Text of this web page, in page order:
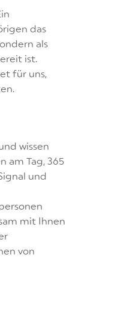
das
als
ist.
für uns,
wissen
am Tag, 365
und
mit Ihnen
von